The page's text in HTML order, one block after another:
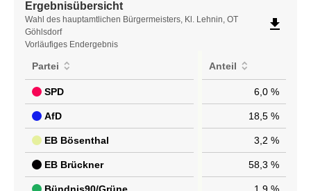
Ergebnisübersicht
Ergebnisübersicht
Wahl des hauptamtlichen Bürgermeisters, Kl. Lehnin, OT
Göhlsdorf
Vorläufiges Endergebnis
file_download
Partei Anteil
SPD 6,0 %
AfD 18,5 %
EB Bösenthal 3,2 %
EB Brückner 58,3 %
Bündnis90/Grüne 1,9 %